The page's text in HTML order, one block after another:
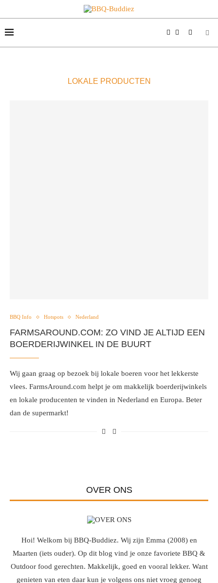
LOKALE PRODUCTEN
BBQ Info Hotspots Nederland
FARMSAROUND.COM: ZO VIND JE ALTIJD EEN
BOERDERIJWINKEL IN DE BUURT
Wij gaan graag op bezoek bij lokale boeren voor het lekkerste
vlees. FarmsAround.com helpt je om makkelijk boerderijwinkels
en lokale producenten te vinden in Nederland en Europa. Beter
dan de supermarkt!
OVER ONS
Hoi! Welkom bij BBQ-Buddiez. Wij zijn Emma (2008) en
Maarten (iets ouder). Op dit blog vind je onze favoriete BBQ &
Outdoor food gerechten. Makkelijk, goed en vooral lekker. Want
genieten van eten daar kun je volgens ons niet vroeg genoeg